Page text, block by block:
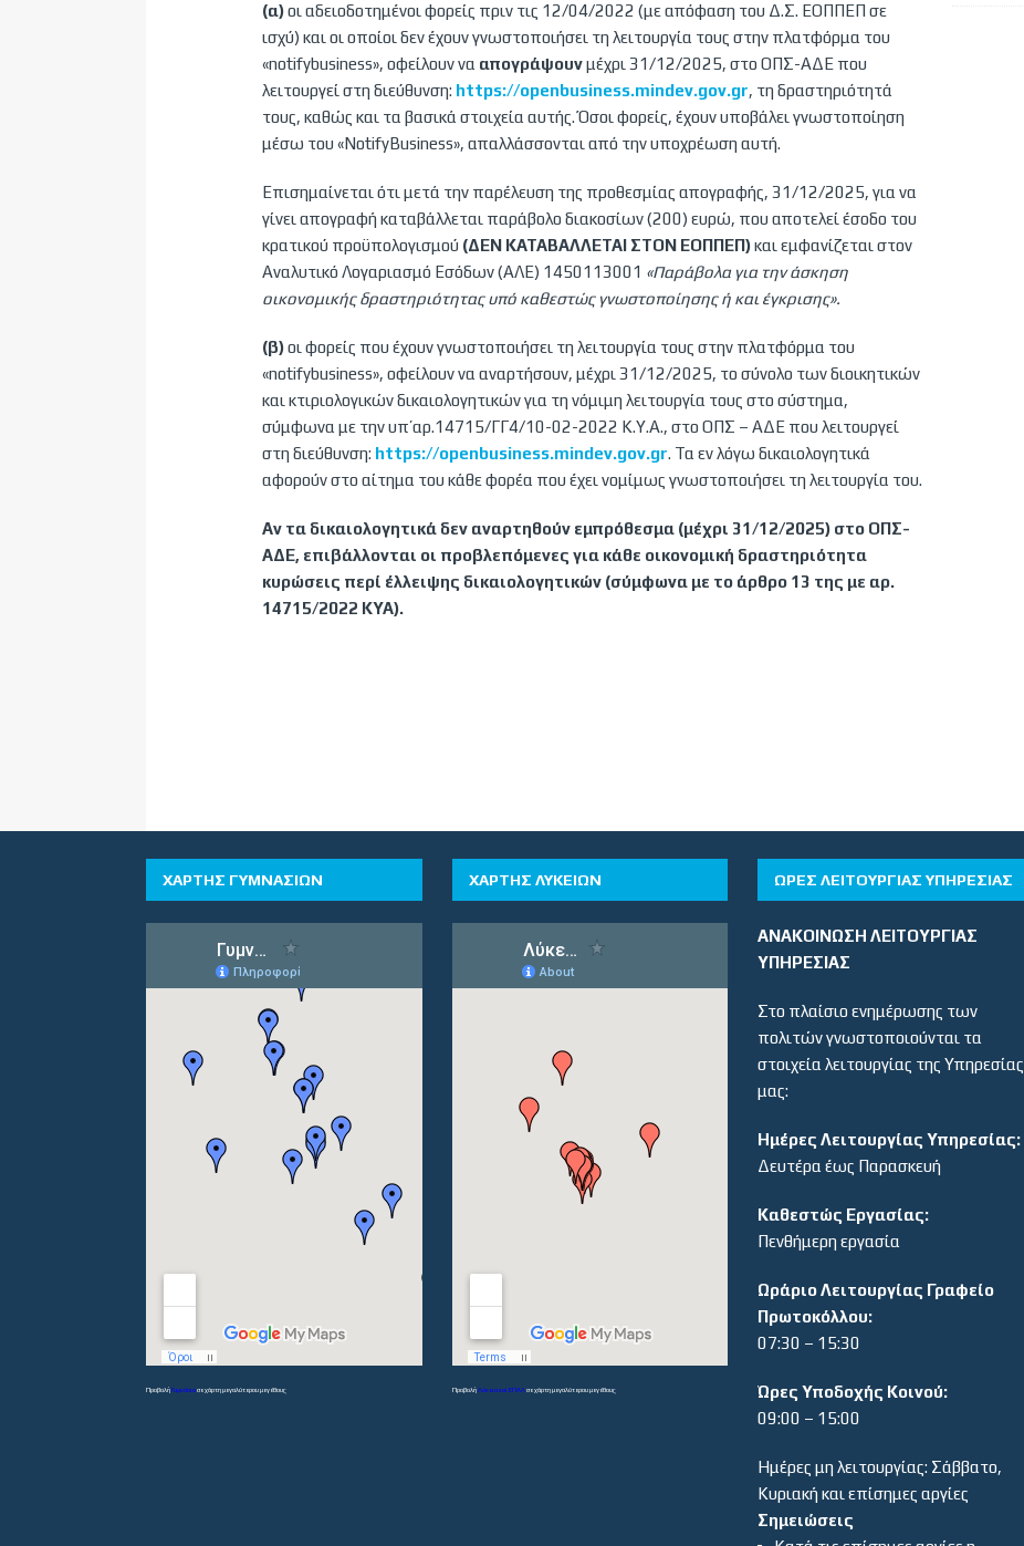
(α)οι αδειοδοτημένοι φορείς πριν τις 12/04/2022 (με απόφαση του Δ.Σ. ΕΟΠΠΕΠ σε
ισχύ) και οι οποίοι δεν έχουν γνωστοποιήσει τη λειτουργία τους στην πλατφόρμα του
«notifybusiness», οφείλουν να απογράψουνμέχρι 31/12/2025, στο ΟΠΣ-ΑΔΕ που
λειτουργεί στη διεύθυνση: https://openbusiness.mindev.gov.gr, τη δραστηριότητά
τους, καθώς και τα βασικά στοιχεία αυτής. Όσοι φορείς, έχουν υποβάλει γνωστοποίηση
μέσω του «NotifyBusiness», απαλλάσσονται από την υποχρέωση αυτή.
Επισημαίνεται ότι μετά την παρέλευση της προθεσμίας απογραφής, 31/12/2025, για να
γίνει απογραφή καταβάλλεται παράβολο διακοσίων (200) ευρώ, που αποτελεί έσοδο του
κρατικού προϋπολογισμού (ΔΕΝ ΚΑΤΑΒΑΛΛΕΤΑΙ ΣΤΟΝ ΕΟΠΠΕΠ)και εμφανίζεται στον
Αναλυτικό Λογαριασμό Εσόδων (ΑΛΕ) 1450113001 «Παράβολα για την άσκηση
οικονομικής δραστηριότητας υπό καθεστώς γνωστοποίησης ή και έγκρισης».
(β)οι φορείς που έχουν γνωστοποιήσει τη λειτουργία τους στην πλατφόρμα του
«notifybusiness», οφείλουν να αναρτήσουν, μέχρι 31/12/2025, το σύνολο των διοικητικών
και κτιριολογικών δικαιολογητικών για τη νόμιμη λειτουργία τους στο σύστημα,
σύμφωνα με την υπ’αρ.14715/ΓΓ4/10-02-2022 Κ.Υ.Α., στο ΟΠΣ – ΑΔΕ που λειτουργεί
στη διεύθυνση: https://openbusiness.mindev.gov.gr. Τα εν λόγω δικαιολογητικά
αφορούν στο αίτημα του κάθε φορέα που έχει νομίμως γνωστοποιήσει τη λειτουργία του.
Αν τα δικαιολογητικά δεν αναρτηθούν εμπρόθεσμα (μέχρι 31/12/2025) στο ΟΠΣ-
ΑΔΕ, επιβάλλονται οι προβλεπόμενες για κάθε οικονομική δραστηριότητα
κυρώσεις περί έλλειψης δικαιολογητικών (σύμφωνα με το άρθρο 13 της με αρ.
14715/2022 ΚΥΑ).
ΧΑΡΤΗΣ ΓΥΜΝΑΣΙΩΝ
ΠροβολήΓυμνάσιασε χάρτη μεγαλύτερου μεγέθους
ΧΑΡΤΗΣ ΛΥΚΕΙΩΝ
ΠροβολήΛύκεια και ΕΠΑΛσε χάρτη μεγαλύτερου μεγέθους
ΏΡΕΣ ΛΕΙΤΟΥΡΓΊΑΣ ΥΠΗΡΕΣΊΑΣ
ΑΝΑΚΟΙΝΩΣΗ ΛΕΙΤΟΥΡΓΙΑΣ
ΥΠΗΡΕΣΙΑΣ
Στο πλαίσιο ενημέρωσης των
πολιτών γνωστοποιούνται τα
στοιχεία λειτουργίας της Υπηρεσίας
μας:
Ημέρες Λειτουργίας Υπηρεσίας:
Δευτέρα έως Παρασκευή
Καθεστώς Εργασίας:
Πενθήμερη εργασία
Ωράριο Λειτουργίας Γραφείο
Πρωτοκόλλου:
07:30 – 15:30
Ώρες Υποδοχής Κοινού:
09:00 – 15:00
Ημέρες μη λειτουργίας: Σάββατο,
Κυριακή και επίσημες αργίες
Σημειώσεις